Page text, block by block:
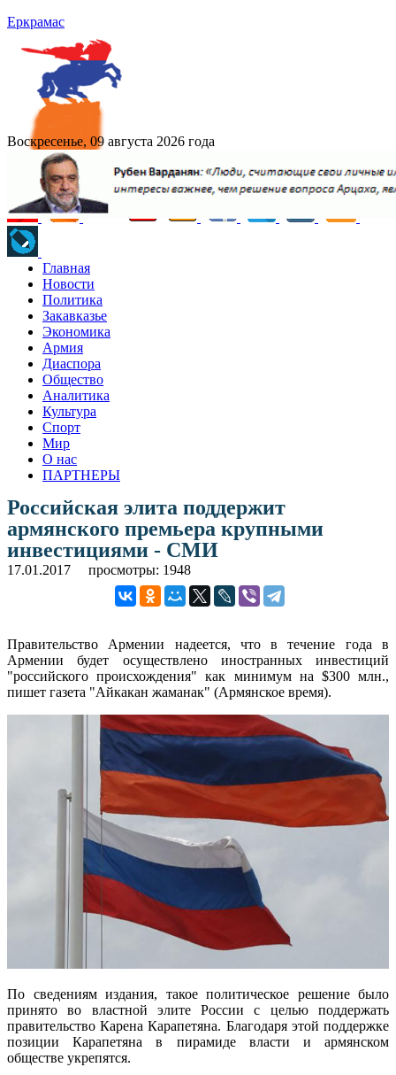
Еркрамас
Воскресенье, 09 августа 2026 года
Главная
Новости
Политика
Закавказье
Экономика
Армия
Диаспора
Общество
Аналитика
Культура
Спорт
Мир
О нас
ПАРТНЕРЫ
Российская элита поддержит
армянского премьера крупными
инвестициями - СМИ
17.01.2017 просмотры: 1948
Правительство Армении надеется, что в течение года в
Армении будет осуществлено иностранных инвестиций
"российского происхождения" как минимум на $300 млн.,
пишет газета "Айкакан жаманак" (Армянское время).
По сведениям издания, такое политическое решение было
принято во властной элите России с целью поддержать
правительство Карена Карапетяна. Благодаря этой поддержке
позиции Карапетяна в пирамиде власти и армянском
обществе укрепятся.